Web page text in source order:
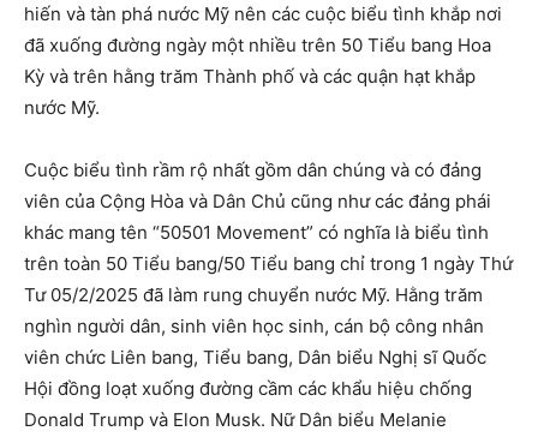
hiến và tàn phá nước Mỹ nên các cuộc biểu tình khắp nơi
đã xuống đường ngày một nhiều trên 50 Tiểu bang Hoa
Kỳ và trên hằng trăm Thành phố và các quận hạt khắp
nước Mỹ.
Cuộc biểu tình rầm rộ nhất gồm dân chúng và có đảng
viên của Cộng Hòa và Dân Chủ cũng như các đảng phái
khác mang tên “50501 Movement” có nghĩa là biểu tình
trên toàn 50 Tiểu bang/50 Tiểu bang chỉ trong 1 ngày Thứ
Tư 05/2/2025 đã làm rung chuyển nước Mỹ. Hằng trăm
nghìn người dân, sinh viên học sinh, cán bộ công nhân
viên chức Liên bang, Tiểu bang, Dân biểu Nghị sĩ Quốc
Hội đồng loạt xuống đường cầm các khẩu hiệu chống
Donald Trump và Elon Musk. Nữ Dân biểu Melanie